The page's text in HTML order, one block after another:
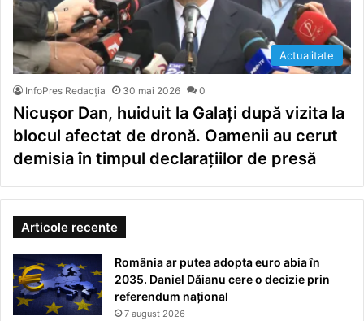
Actualitate
InfoPres Redacția 30 mai 2026 0
Nicușor Dan, huiduit la Galați după vizita la
blocul afectat de dronă. Oamenii au cerut
demisia în timpul declarațiilor de presă
Articole recente
România ar putea adopta euro abia în
2035. Daniel Dăianu cere o decizie prin
referendum național
7 august 2026